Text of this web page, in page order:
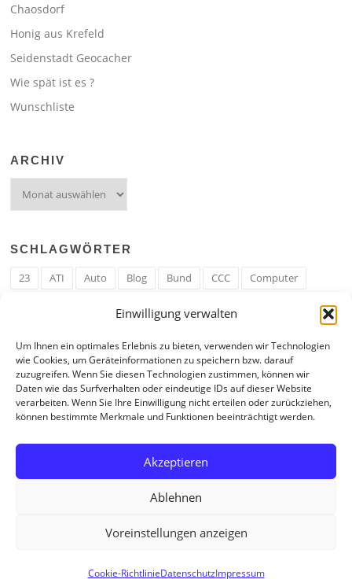
Einwilligung verwalten
Um Ihnen ein optimales Erlebnis zu bieten, verwenden wir Technologien
wie Cookies, um Geräteinformationen zu speichern bzw. darauf
zuzugreifen. Wenn Sie diesen Technologien zustimmen, können wir
Daten wie das Surfverhalten oder eindeutige IDs auf dieser Website
verarbeiten. Wenn Sie Ihre Einwilligung nicht erteilen oder zurückziehen,
können bestimmte Merkmale und Funktionen beeinträchtigt werden.
Akzeptieren
Ablehnen
Voreinstellungen anzeigen
Cookie-RichtlinieDatenschutzImpressum
Chaosdorf
Honig aus Krefeld
Seidenstadt Geocacher
Wie spät ist es ?
Wunschliste
ARCHIV
SCHLAGWÖRTER
23 ATI Auto Blog Bund CCC
Computer
Erwerbsregeln
Google
Hack Hand HE ICE IE Internet
Krefeld
Liebe Linux u. Software Mail Mann
PHP
RAM
Regeln RZ Spam Spiel Ticker
USA
Video
Weblog Welt WWW Youtube Zahl
Screenr parallax themevon FameThemes